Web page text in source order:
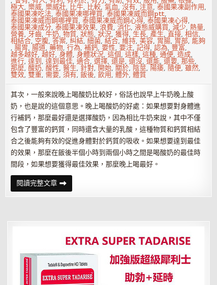
極大,樂威,樂威壯, 比牛, 比較,氣血,沒有, 注意,泰國果凍副作用,
泰國果凍吃法,泰國果凍哪裡買,泰國果凍威而鋼ptt,
泰國果凍威而鋼哪裡買,泰國果凍威而鋼心得,泰國果凍心得,
泰國果凍成分,泰國果凍效果,浪費,消化,液態威購買,減少,熱量,
營養, 牙齒,牛奶,物質,狀態,狀況,獲得,生長,產生,直接,相信,
相結合, 空腹,答案, 糾結,細菌,結合,維持,美容, 胃腸, 胃部, 能夠
,腸胃,腸道,藥物,行為,補鈣,要性,要注,記得,認為, 豐富,
越多越好,越好,身體,身體狀況,這個,這樣,這種,通便,造成,
進行,達到,達到最佳,適合,選擇,還是,還沒,還能,還要,那些,
那麼,酸奶,酸性,醫生, 針對, 開始, 關於, 陰莖, 陽痿, 隨便,雖然,
雙效,雙重, 需要,須有,飯後,飲用,體外,體質
其次，一般來說晚上喝酸奶比較好，俗話也說早上牛奶晚上酸
奶，也是說的這個意思。晚上喝酸奶的好處：如果想要對身體進
行補鈣，那麼最好還是選擇酸奶，因為相比牛奶來說，其中不僅
包含了豐富的鈣質，同時還含大量的乳酸，這種物質和鈣質相結
合之後能夠有效的促進身體對於鈣質的吸收。如果想要達到最佳
的效果，那麼在飯後半個小時到兩個小時之間是喝酸奶的最佳時
間段，如果想要獲得最佳效果，那麼晚上喝最好。
閱讀完整文章早
上
喝
還
上
喝
酸
奶
好
呢？